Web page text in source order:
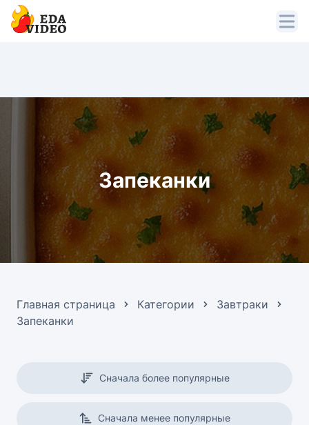
Запеканки
Главная страница Категории
Завтраки
Запеканки
Сначала более популярные
Сначала менее популярные